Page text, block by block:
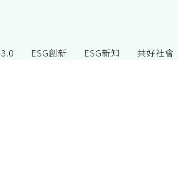
ESG創新 ESG新知 共好社會